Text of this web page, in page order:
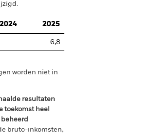
2024 2025
6,8
worden niet in
resultaten
toekomst heel
bruto-inkomsten,